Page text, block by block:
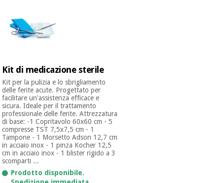
Kit di medicazione sterile
Kit per la pulizia e lo sbrigliamento
delle ferite acute. Progettato per
facilitare un'assistenza efficace e
sicura. Ideale per il trattamento
professionale delle ferite. Attrezzatura
di base: -1 Copritavolo 60x60 cm - 5
compresse TST 7,5x7,5 cm - 1
Tampone - 1 Morsetto Adson 12,7 cm
in acciaio inox - 1 pinza Kocher 12,5
cm in acciaio inox - 1 blister rigido a 3
scomparti ...
Prodotto disponibile.